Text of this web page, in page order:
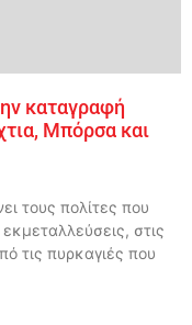
καταγραφή
Μπόρσα και
τους πολίτες που
στις
τις πυρκαγιές που